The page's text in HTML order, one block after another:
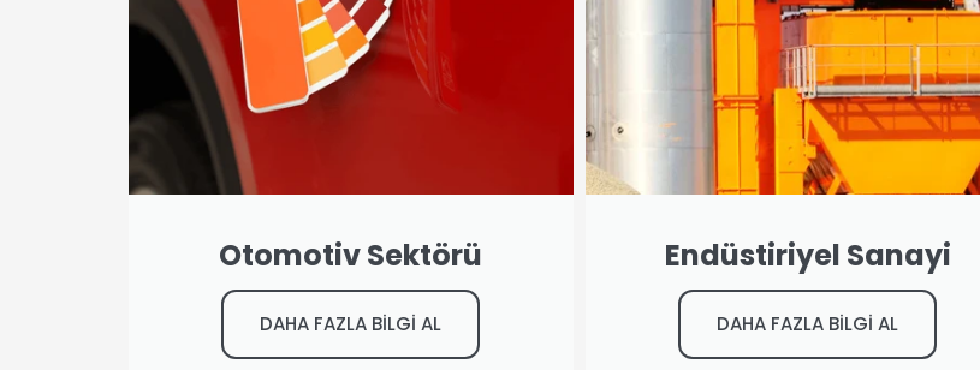
Otomotiv Sektörü
DAHA FAZLA BİLGİ AL
Endüstiriyel Sanayi
DAHA FAZLA BİLGİ AL